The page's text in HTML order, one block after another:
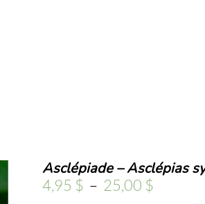
Asclépiade – Asclépias
4,95 $ – 25,00 $Plage